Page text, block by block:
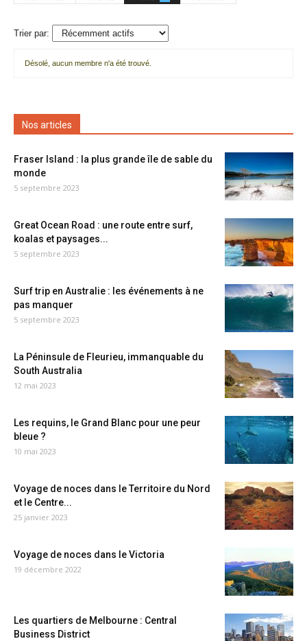
Trier par:
amis
Désolé, aucun membre n'a été trouvé.
Nos articles
Fraser Island : la plus grande île de sable du
monde
5 septembre 2023
Great Ocean Road : une route entre surf,
koalas et paysages...
5 septembre 2023
Surf trip en Australie : les événements à ne
pas manquer
5 septembre 2023
La Péninsule de Fleurieu, immanquable du
South Australia
12 mai 2023
Les requins, le Grand Blanc pour une peur
bleue ?
10 mai 2023
Voyage de noces dans le Territoire du Nord
et le Centre...
25 janvier 2023
Voyage de noces dans le Victoria
19 décembre 2022
Les quartiers de Melbourne : Central
Business District